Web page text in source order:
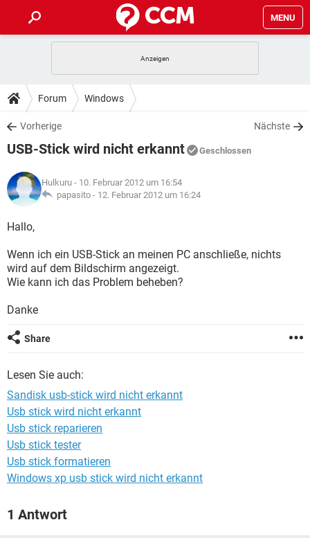
MENU
ANDROID
WINDOWS 10
WHATSAPP TIKTOK
FACEBOOK
TIPPS & TRICKS
SPIELE
WHATSAPP TIKTOK
FACEBOOK
DOWNLOADS
SPIELE STREAMING
ANDROID
WINDOWS 10 INSTAGRAM
WHATSAPP
SPIELE STREAMING
ANDROID
WINDOWS 10
WHATSAPP TIKTOK
FACEBOOK HARDWARE
LEXIKON
SPIELE
WINDOWS 10 INSTAGRAM
FACEBOOK
Forum Windows
Vorherige Nächste
USB-Stick wird nicht erkannt Geschlossen
Hulkuru - 10. Februar 2012 um 16:54
papasito - 12. Februar 2012 um 16:24
Hallo,
Wenn ich ein USB-Stick an meinen PC anschließe, nichts
wird auf dem Bildschirm angezeigt.
Wie kann ich das Problem beheben?
Danke
Share
Lesen Sie auch:
Sandisk usb-stick wird nicht erkannt
Usb stick wird nicht erkannt
Usb stick reparieren
Usb stick tester
Usb stick formatieren
Windows xp usb stick wird nicht erkannt
1 Antwort